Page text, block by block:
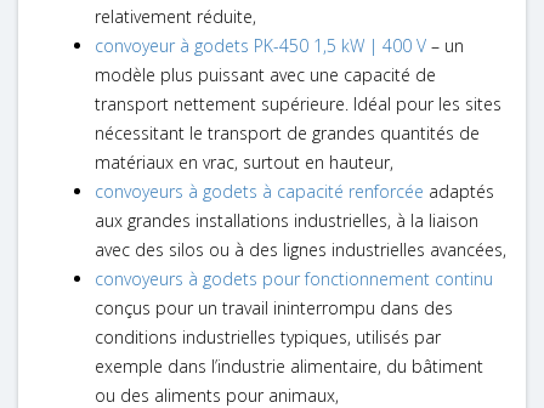
relativement réduite,
convoyeur à godets PK-450 1,5 kW | 400 V – un
modèle plus puissant avec une capacité de
transport nettement supérieure. Idéal pour les sites
nécessitant le transport de grandes quantités de
matériaux en vrac, surtout en hauteur,
convoyeurs à godets à capacité renforcée adaptés
aux grandes installations industrielles, à la liaison
avec des silos ou à des lignes industrielles avancées,
convoyeurs à godets pour fonctionnement continu
conçus pour un travail ininterrompu dans des
conditions industrielles typiques, utilisés par
exemple dans l’industrie alimentaire, du bâtiment
ou des aliments pour animaux,